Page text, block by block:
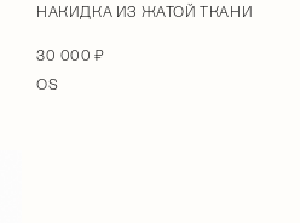
НАКИДКА ИЗ ЖАТОЙ ТКАНИ
30 000 ₽
OS